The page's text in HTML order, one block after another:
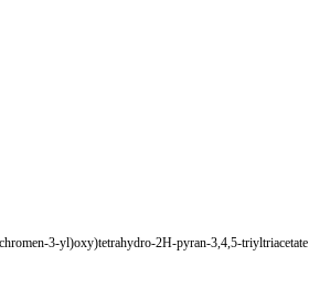
3-yl)oxy)tetrahydro-2H-pyran-3,4,5-triyltriacetate